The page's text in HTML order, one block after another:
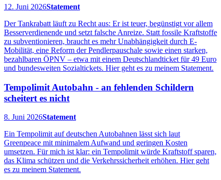
12. Juni 2026Statement
Der Tankrabatt läuft zu Recht aus: Er ist teuer, begünstigt vor allem
Besserverdienende und setzt falsche Anreize. Statt fossile Kraftstoffe
zu subventionieren, braucht es mehr Unabhängigkeit durch E-
Mobilität, eine Reform der Pendlerpauschale sowie einen starken,
bezahlbaren ÖPNV – etwa mit einem Deutschlandticket für 49 Euro
und bundesweiten Sozialtickets. Hier geht es zu meinem Statement.
Tempolimit Autobahn - an fehlenden Schildern
scheitert es nicht
8. Juni 2026Statement
Ein Tempolimit auf deutschen Autobahnen lässt sich laut
Greenpeace mit minimalem Aufwand und geringen Kosten
umsetzen. Für mich ist klar: ein Tempolimit würde Kraftstoff sparen,
das Klima schützen und die Verkehrssicherheit erhöhen. Hier geht
es zu meinem Statement.